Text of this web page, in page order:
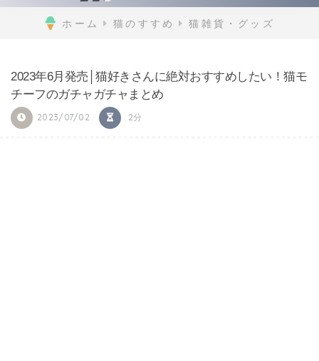
ホーム 猫のすすめ 猫雑貨・グッズ
2023年6月発売│猫好きさんに絶対おすすめしたい！猫モ
チーフのガチャガチャまとめ
2023/07/02 2分